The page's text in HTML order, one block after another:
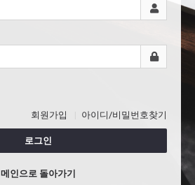
회원가입 아이디/비밀번호찾기
로그인
메인으로 돌아가기